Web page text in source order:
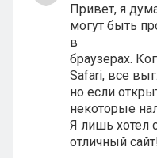
Привет, я
могут быть
в
браузерах.
Safari, все
но если
некоторые
Я лишь хотел
отличный